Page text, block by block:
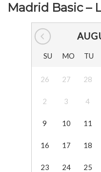
Madrid Basic –
SU MO TU
26 27 28
2 3 4
9 10 11
16 17 18
23 24 25